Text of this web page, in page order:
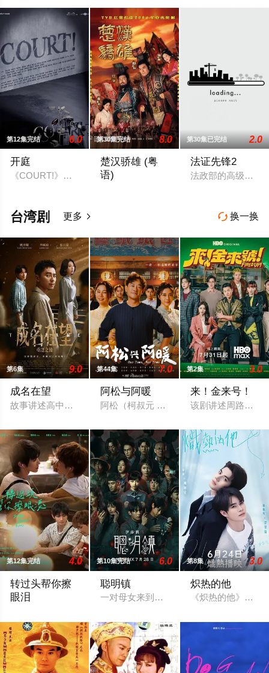
第12集完结 6.0
开庭
《COURT!》由3個不同單元故事組成，描繪基於不同觀點角度
第30集完结 8.0
楚汉骄雄 (粤
语)
第30集已完结 2.0
法证先锋2
法政部的高级化验
 换一换
台湾剧 更多 
第6集 9.0
成名在望
故事讲述高中好友陈志伟（李国毅 饰）、罗冠豪（姚淳耀 饰）
第44集 7.0
阿松与阿暖
阿松（柯叔元 饰）与阿芬（韩瑜 饰）是
第2集 3.0
来！金来号！
该剧讲述周路勇（
第12集完结 4.0
转过头帮你擦
眼泪
第10集完结 6.0
聪明镇
一对母女来到以高升学率闻名的偏远小镇
第8集 3.0
炽热的他
《炽热的他》讲